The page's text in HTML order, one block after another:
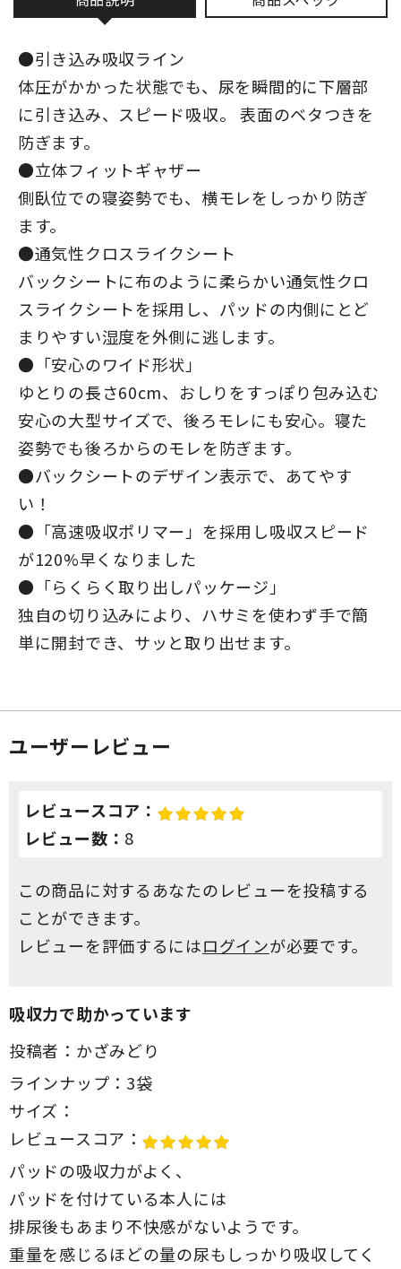
●引き込み吸収ライン
体圧がかかった状態でも、尿を瞬間的に下層部
に引き込み、スピード吸収。 表面のベタつきを
防ぎます。
●立体フィットギャザー
側臥位での寝姿勢でも、横モレをしっかり防ぎ
ます。
●通気性クロスライクシート
バックシートに布のように柔らかい通気性クロ
スライクシートを採用し、パッドの内側にとど
まりやすい湿度を外側に逃します。
●「安心のワイド形状」
ゆとりの長さ60cm、おしりをすっぽり包み込む
安心の大型サイズで、後ろモレにも安心。寝た
姿勢でも後ろからのモレを防ぎます。
●バックシートのデザイン表示で、あてやす
い！
●「高速吸収ポリマー」を採用し吸収スピード
が120%早くなりました
●「らくらく取り出しパッケージ」
独自の切り込みにより、ハサミを使わず手で簡
単に開封でき、サッと取り出せます。
ユーザーレビュー
レビュースコア：
レビュー数： 8
この商品に対するあなたのレビューを投稿する
ことができます。
レビューを評価するにはログインが必要です。
吸収力で助かっています
投稿者： かざみどり
ラインナップ： 3袋
サイズ：
レビュースコア：
パッドの吸収力がよく、
パッドを付けている本人には
排尿後もあまり不快感がないようです。
重量を感じるほどの量の尿もしっかり吸収してく